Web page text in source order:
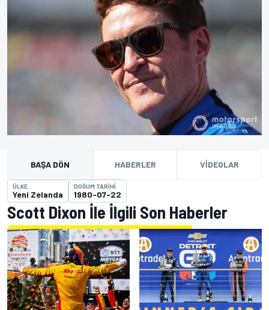
BAŞA DÖN HABERLER VIDEOLAR
ÜLKE
Yeni Zelanda
DOĞUM TARIHI
1980-07-22
Scott Dixon İle İlgili Son Haberler